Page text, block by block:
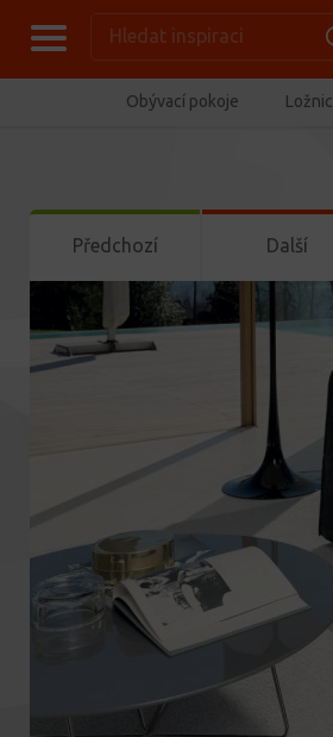
Obývací pokoje
Předchozí Další